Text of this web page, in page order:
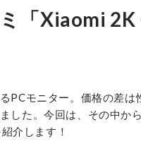
「Xiaomi
PCモニター。価格の差
した。今回は、その中か
介します！